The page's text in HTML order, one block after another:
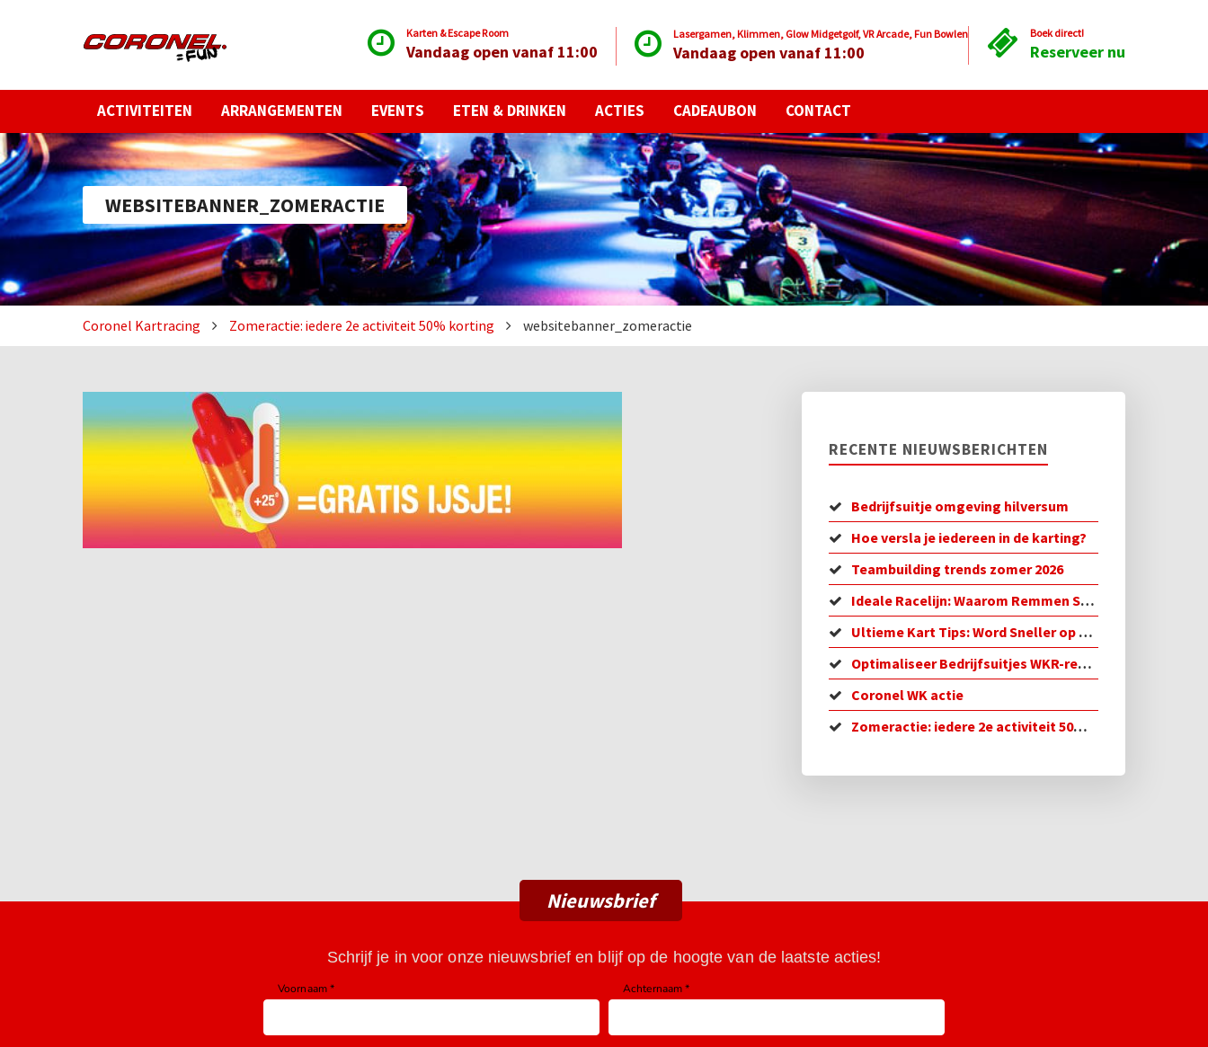
Karten & Escape Room
Vandaag open vanaf 11:00
Lasergamen, Klimmen, Glow Midgetgolf, VR Arcade, Fun Bowlen
Vandaag open vanaf 11:00
Boek direct!
Reserveer nu
ACTIVITEITEN ARRANGEMENTEN EVENTS ETEN & DRINKEN ACTIES CADEAUBON CONTACT
WEBSITEBANNER_ZOMERACTIE
Coronel Kartracing Zomeractie: iedere 2e activiteit 50% korting websitebanner_zomeractie
RECENTE NIEUWSBERICHTEN
Bedrijfsuitje omgeving hilversum
Hoe versla je iedereen in de karting?
Teambuilding trends zomer 2026
Ideale Racelijn: Waarom Remmen Sneller is
Ultieme Kart Tips: Word Sneller op de Baan!
Optimaliseer Bedrijfsuitjes WKR-regeling in 2026
Coronel WK actie
Zomeractie: iedere 2e activiteit 50% korting
Nieuwsbrief